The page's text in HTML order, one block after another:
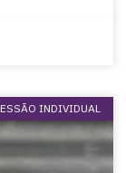
INDIVIDUAL